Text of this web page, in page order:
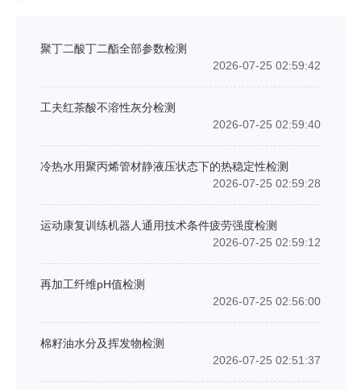
聚丁二酸丁二酯全部参数检测
2026-07-25 02:59:42
工夫红茶酸不溶性灰分检测
2026-07-25 02:59:40
冷热水用聚丙烯管材静液压状态下的热稳定性检测
2026-07-25 02:59:28
运动康复训练机器人通用技术条件疲劳强度检测
2026-07-25 02:59:12
再加工纤维pH值检测
2026-07-25 02:56:00
棉籽油水分及挥发物检测
2026-07-25 02:51:37